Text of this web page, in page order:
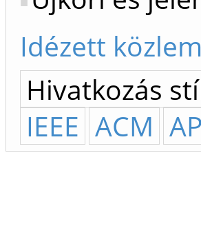
Idézett
Hivatkozás
IEEE ACM